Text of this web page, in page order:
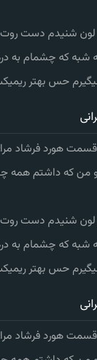
شنیدم دست روت
شبه که چشمام به
حس بهتر
قسمت هورد فرشاد
من که داشتم همه
شنیدم دست روت
شبه که چشمام به
حس بهتر
قسمت هورد فرشاد